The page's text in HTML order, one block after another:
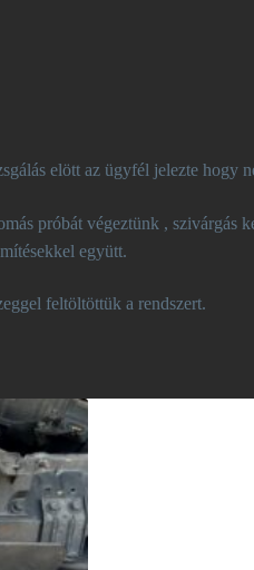
elött az ügyfél jelezte hogy
próbát végeztünk , szivárgás
együtt.
feltöltöttük a rendszert.